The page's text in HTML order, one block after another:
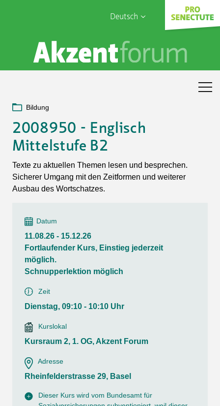
Deutsch
English
Français
Sophia Care
Bildung
2008950 - Englisch
Mittelstufe B2
Texte zu aktuellen Themen lesen und besprechen.
Sicherer Umgang mit den Zeitformen und weiterer
Ausbau des Wortschatzes.
Datum
11.08.26 - 15.12.26
Fortlaufender Kurs, Einstieg jederzeit
möglich.
Schnupperlektion möglich
Zeit
Dienstag, 09:10 - 10:10 Uhr
Kurslokal
Kursraum 2, 1. OG, Akzent Forum
Adresse
Rheinfelderstrasse 29, Basel
Dieser Kurs wird vom Bundesamt für